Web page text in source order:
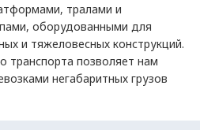
тралами и
оборудованными для
и тяжеловесных конструкций.
транспорта позволяет нам
негабаритных грузов